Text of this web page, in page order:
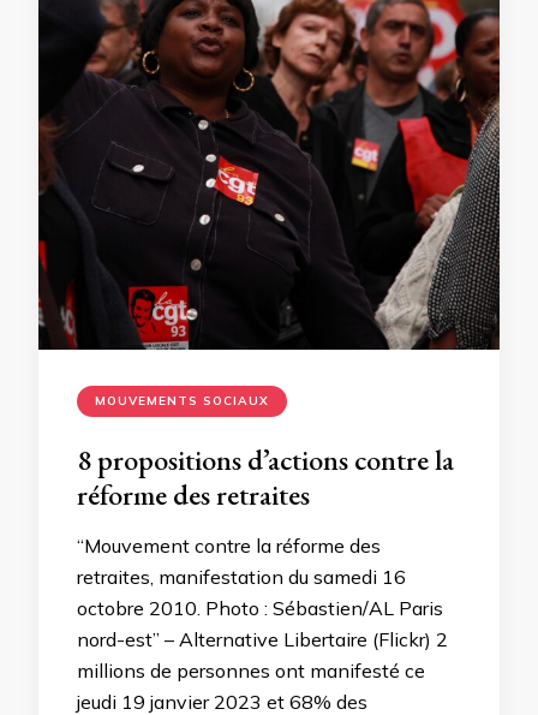
MOUVEMENTS SOCIAUX
8 propositions d’actions contre la
réforme des retraites
“Mouvement contre la réforme des
retraites, manifestation du samedi 16
octobre 2010. Photo : Sébastien/AL Paris
nord-est” – Alternative Libertaire (Flickr) 2
millions de personnes ont manifesté ce
jeudi 19 janvier 2023 et 68% des